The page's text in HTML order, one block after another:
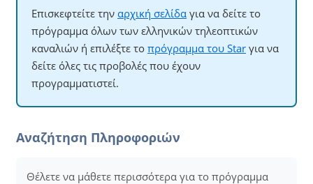
Επισκεφτείτε την αρχική σελίδα για να δείτε το
πρόγραμμα όλων των ελληνικών τηλεοπτικών
καναλιών ή επιλέξτε το πρόγραμμα του Star για να
δείτε όλες τις προβολές που έχουν
προγραμματιστεί.
Αναζήτηση Πληροφοριών
Θέλετε να μάθετε περισσότερα για το πρόγραμμα